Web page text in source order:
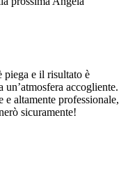
e il risultato è
un’atmosfera accogliente.
altamente professionale,
sicuramente!